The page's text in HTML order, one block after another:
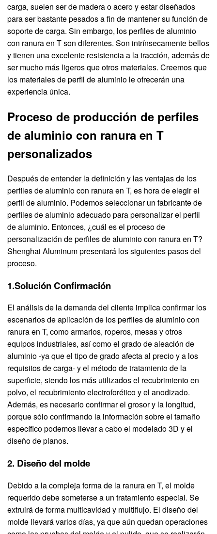
carga, suelen ser de madera o acero y estar diseñados
para ser bastante pesados a fin de mantener su función de
soporte de carga. Sin embargo, los perfiles de aluminio
con ranura en T son diferentes. Son intrínsecamente bellos
y tienen una excelente resistencia a la tracción, además de
ser mucho más ligeros que otros materiales. Creemos que
los materiales de perfil de aluminio le ofrecerán una
experiencia única.
Proceso de producción de perfiles
de aluminio con ranura en T
personalizados
Después de entender la definición y las ventajas de los
perfiles de aluminio con ranura en T, es hora de elegir el
perfil de aluminio. Podemos seleccionar un fabricante de
perfiles de aluminio adecuado para personalizar el perfil
de aluminio. Entonces, ¿cuál es el proceso de
personalización de perfiles de aluminio con ranura en T?
Shenghai Aluminum presentará los siguientes pasos del
proceso.
1.Solución Confirmación
El análisis de la demanda del cliente implica confirmar los
escenarios de aplicación de los perfiles de aluminio con
ranura en T, como armarios, roperos, mesas y otros
equipos industriales, así como el grado de aleación de
aluminio -ya que el tipo de grado afecta al precio y a los
requisitos de carga- y el método de tratamiento de la
superficie, siendo los más utilizados el recubrimiento en
polvo, el recubrimiento electroforético y el anodizado.
Además, es necesario confirmar el grosor y la longitud,
porque sólo confirmando la información sobre el tamaño
específico podemos llevar a cabo el modelado 3D y el
diseño de planos.
2. Diseño del molde
Debido a la compleja forma de la ranura en T, el molde
requerido debe someterse a un tratamiento especial. Se
extruirá de forma multicavidad y multiflujo. El diseño del
molde llevará varios días, ya que aún quedan operaciones